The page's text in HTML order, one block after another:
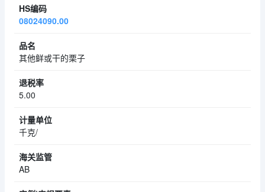
08024090.00
其他鲜或干的栗子
5.00
千克/
AB